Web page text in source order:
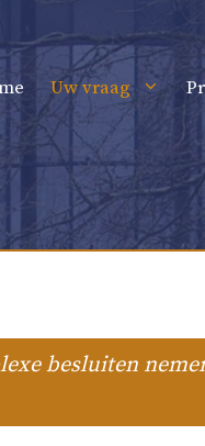
Uw vraag
besluiten